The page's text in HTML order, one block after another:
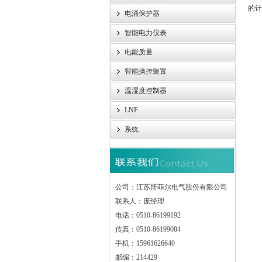
电涌保护器
智能电力仪表
电能质量
智能操控装置
温湿度控制器
LNF
系统
公司：江苏斯菲尔电气股份有限公司
联系人：庞经理
电话：0510-86199192
传真：0510-86199084
手机：15961626640
邮编：214429
的